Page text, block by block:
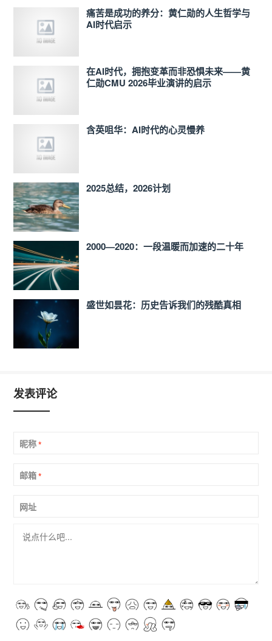
痛苦是成功的养分：黄仁勋的人生哲学与
AI时代启示
在AI时代，拥抱变革而非恐惧未来——黄
仁勋CMU 2026毕业演讲的启示
含英咀华：AI时代的心灵慢养
2025总结，2026计划
2000—2020：一段温暖而加速的二十年
盛世如昙花：历史告诉我们的残酷真相
发表评论
昵称*
邮箱*
网址